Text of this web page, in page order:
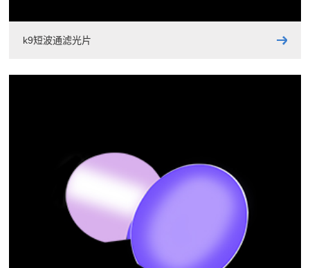
k9短波通滤光片